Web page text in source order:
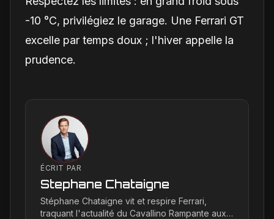
-10 °C, privilégiez le garage. Une Ferrari GT
excelle par temps doux ; l'hiver appelle la
prudence.
ÉCRIT PAR
Stephane Chataigne
Stéphane Chataigne vit et respire Ferrari,
traquant l'actualité du Cavallino Rampante aux